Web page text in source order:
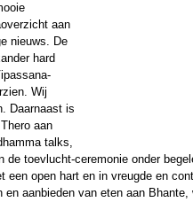
aan
nieuws. De
hard
Wij
Daarnaast is
aan
talks,
de toevlucht-ceremonie onder
een open hart en in vreugde en
en aanbieden van eten aan